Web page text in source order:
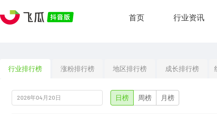
首页 行业资讯
行业排行榜 涨粉排行榜 地区排行榜 成长排行榜
日榜 周榜 月榜